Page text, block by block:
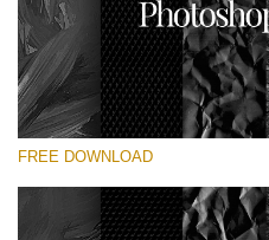
โปร
Small 800*533px
FREE DOWNLOAD